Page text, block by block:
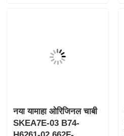
नया यामाहा ओरिजिनल चाबी
SKEA7E-03 B74-